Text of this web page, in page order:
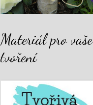
Materiál pro vaše
tvoření